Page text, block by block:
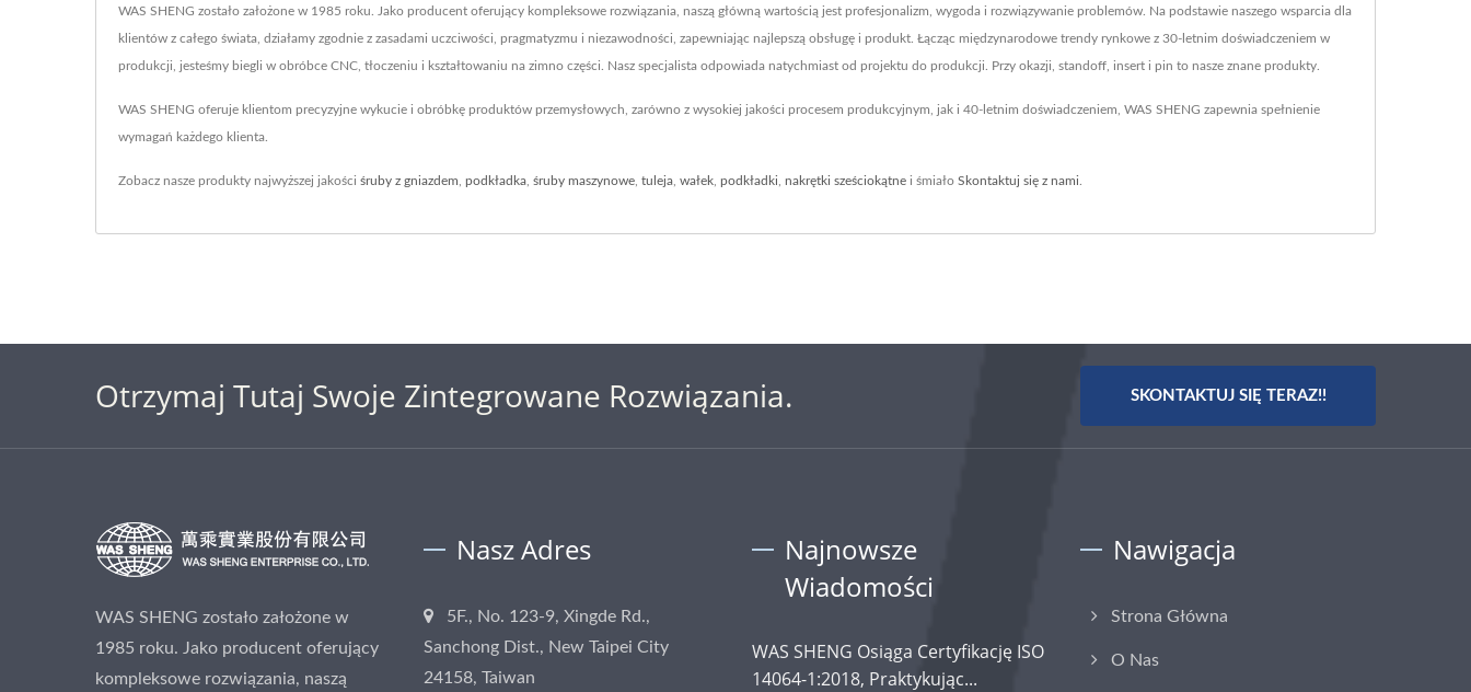
WAS SHENG zostało założone w 1985 roku. Jako producent oferujący kompleksowe rozwiązania, naszą główną wartością jest profesjonalizm, wygoda i rozwiązywanie problemów. Na podstawie naszego wsparcia dla
klientów z całego świata, działamy zgodnie z zasadami uczciwości, pragmatyzmu i niezawodności, zapewniając najlepszą obsługę i produkt. Łącząc międzynarodowe trendy rynkowe z 30-letnim doświadczeniem w
produkcji, jesteśmy biegli w obróbce CNC, tłoczeniu i kształtowaniu na zimno części. Nasz specjalista odpowiada natychmiast od projektu do produkcji. Przy okazji, standoff, insert i pin to nasze znane produkty.
WAS SHENG oferuje klientom precyzyjne wykucie i obróbkę produktów przemysłowych, zarówno z wysokiej jakości procesem produkcyjnym, jak i 40-letnim doświadczeniem, WAS SHENG zapewnia spełnienie
wymagań każdego klienta.
Zobacz nasze produkty najwyższej jakości śruby z gniazdem podkładka śruby maszynowe tuleja wałek podkładki nakrętki sześciokątne i śmiało Skontaktuj się z nami
Otrzymaj Tutaj Swoje Zintegrowane Rozwiązania. SKONTAKTUJ SIĘ TERAZ!!
WAS SHENG zostało założone w
1985 roku. Jako producent oferujący
kompleksowe rozwiązania, naszą
Nasz Adres
5F., No. 123-9, Xingde Rd.,
Sanchong Dist., New Taipei City
24158, Taiwan
Najnowsze
Wiadomości
WAS SHENG Osiąga Certyfikację ISO
14064-1:2018, Praktykując...
Nawigacja
Strona Główna
O Nas